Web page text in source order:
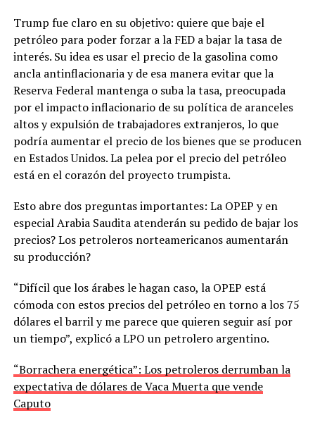
Trump fue claro en su objetivo: quiere que baje el
petróleo para poder forzar a la FED a bajar la tasa de
interés. Su idea es usar el precio de la gasolina como
ancla antinflacionaria y de esa manera evitar que la
Reserva Federal mantenga o suba la tasa, preocupada
por el impacto inflacionario de su política de aranceles
altos y expulsión de trabajadores extranjeros, lo que
podría aumentar el precio de los bienes que se producen
en Estados Unidos. La pelea por el precio del petróleo
está en el corazón del proyecto trumpista.
Esto abre dos preguntas importantes: La OPEP y en
especial Arabia Saudita atenderán su pedido de bajar los
precios? Los petroleros norteamericanos aumentarán
su producción?
“Difícil que los árabes le hagan caso, la OPEP está
cómoda con estos precios del petróleo en torno a los 75
dólares el barril y me parece que quieren seguir así por
un tiempo”, explicó a LPO un petrolero argentino.
“Borrachera energética”: Los petroleros derrumban la
expectativa de dólares de Vaca Muerta que vende
Caputo